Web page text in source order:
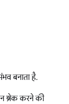
बनाता है.
ब्रेक करने की